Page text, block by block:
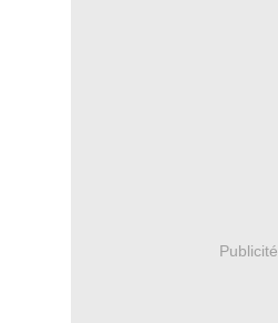
Publicité